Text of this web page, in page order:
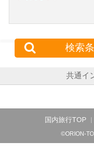
検索
共通イ
国内旅行TOP
©ORION-